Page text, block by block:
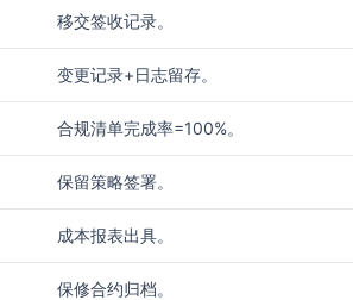
移交签收记录。
变更记录+日志留存。
合规清单完成率=100%。
保留策略签署。
成本报表出具。
保修合约归档。